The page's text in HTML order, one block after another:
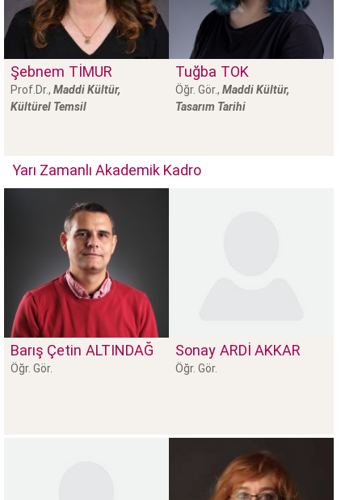
Şebnem TİMUR
Prof.Dr., Maddi Kültür,
Kültürel Temsil
Tuğba TOK
Öğr. Gör., Maddi Kültür,
Tasarım Tarihi
Yarı Zamanlı Akademik Kadro
Barış Çetin ALTINDAĞ
Öğr. Gör.
Sonay ARDİ AKKAR
Öğr. Gör.